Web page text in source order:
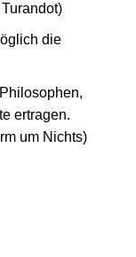
die
ertragen.
um Nichts)